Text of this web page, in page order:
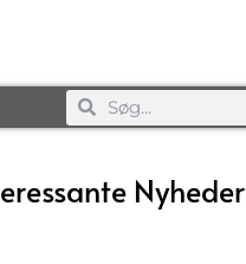
Nyheder